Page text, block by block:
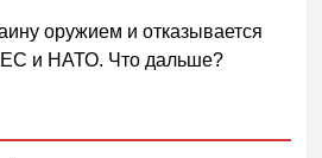
оружием и отказывается
ЕС и НАТО. Что дальше?